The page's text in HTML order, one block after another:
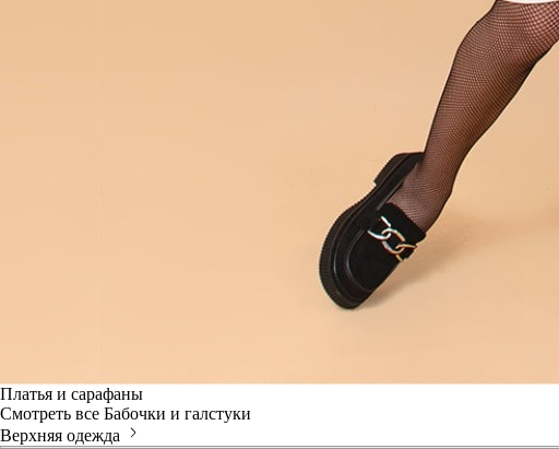
Платья и сарафаны
Смотреть все Бабочки и галстуки
Верхняя одежда